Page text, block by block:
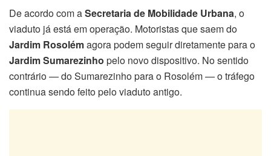
De acordo com aSecretaria de Mobilidade Urbana, o
viaduto já está em operação. Motoristas que saem do
Jardim Rosolémagora podem seguir diretamente para o
Jardim Sumarezinho pelo novo dispositivo. No sentido
contrário — do Sumarezinho para o Rosolém — o tráfego
continua sendo feito pelo viaduto antigo.